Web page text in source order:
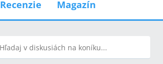
Recenzie Magazín